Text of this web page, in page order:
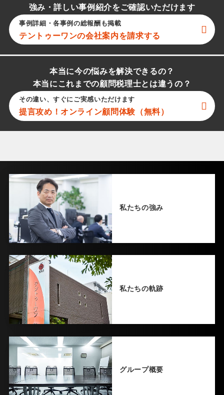
強み・詳しい事例紹介をご確認いただけます
事例詳細・各事例の総報酬も掲載
テントゥーワンの会社案内を請求する
本当に今の悩みを解決できるの？
本当にこれまでの顧問税理士とは違うの？
その違い、すぐにご実感いただけます
提言攻め！オンライン顧問体験（無料）
私たちの強み
私たちの軌跡
グループ概要